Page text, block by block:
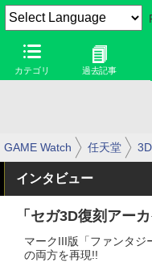
カテゴリ 過去記事
GAME Watch 任天堂
インタビュー
「セガ3D復刻アー
マークIII版「ファンタジ
の両方を再現!!